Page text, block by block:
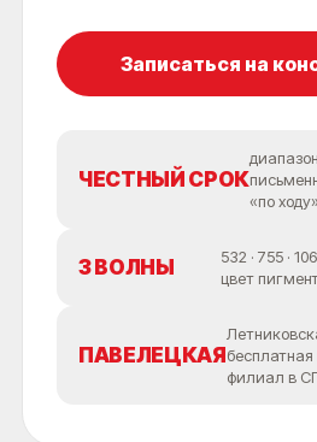
Записаться на
ЧЕСТНЫЙ СРОК
«по ходу»
3 ВОЛНЫ
532 · 755 ·
цвет
ПАВЕЛЕЦКАЯбесплатная
филиал в
ПРИШЛЕМ В МЕССЕНДЖЕРЫ
НАЖИМАЯ, ВЫ ДАЕТЕ СОГЛАСИЕ НА ОБРАБОТКУ СВОИХ
ПЕРСОНАЛЬНЫХ ДАННЫХ